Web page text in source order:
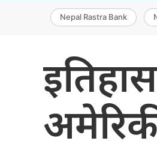
Nepal Rastra Bank